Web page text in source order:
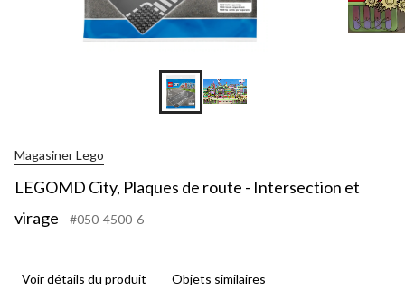
Magasiner Lego
LEGOMD City, Plaques de route - Intersection et
virage
#050-4500-6
Voir détails du produit Objets similaires